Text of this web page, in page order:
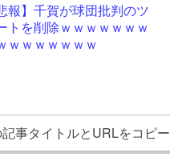
報】千賀が球団批判のツ
トを削除ｗｗｗｗｗｗｗ
ｗｗｗｗｗｗｗ
記事タイトルとURLをコピー